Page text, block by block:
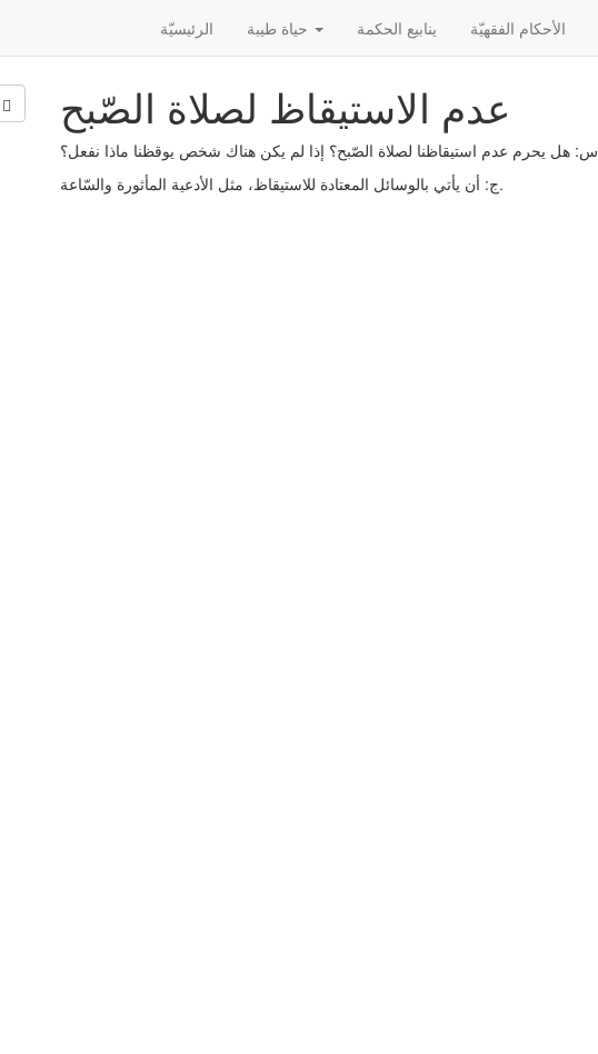
الرئیسیّة ينابيع الحكمة الأحکام الفقهیّة
عدم الاستيقاظ لصلاة الصّبح
س: هل يحرم عدم استيقاظنا لصلاة الصّبح؟ إذا لم يكن هناك شخص يوقظنا ماذا نفعل؟
ج: أن يأتي بالوسائل المعتادة للاستيقاظ، مثل الأدعية المأثورة والسّاعة.